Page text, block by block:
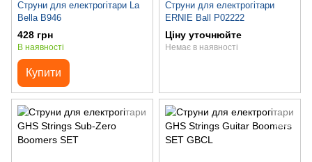
Струни для електрогітари La
Bella B946
428 грн
В наявності
Купити
Струни для електрогітари
ERNIE Ball P02222
Ціну уточнюйте
Немає в наявності